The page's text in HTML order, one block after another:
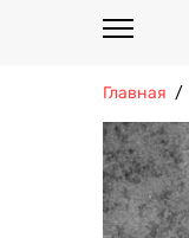
Главная